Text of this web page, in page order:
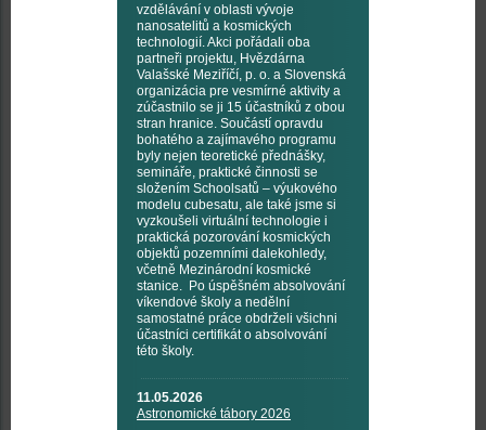
vzdělávání v oblasti vývoje
nanosatelitů a kosmických
technologií. Akci pořádali oba
partneři projektu, Hvězdárna
Valašské Meziříčí, p. o. a Slovenská
organizácia pre vesmírné aktivity a
zúčastnilo se ji 15 účastníků z obou
stran hranice. Součástí opravdu
bohatého a zajímavého programu
byly nejen teoretické přednášky,
semináře, praktické činnosti se
složením Schoolsatů – výukového
modelu cubesatu, ale také jsme si
vyzkoušeli virtuální technologie i
praktická pozorování kosmických
objektů pozemními dalekohledy,
včetně Mezinárodní kosmické
stanice. Po úspěšném absolvování
víkendové školy a nedělní
samostatné práce obdrželi všichni
účastníci certifikát o absolvování
této školy.
11.05.2026
Astronomické tábory 2026